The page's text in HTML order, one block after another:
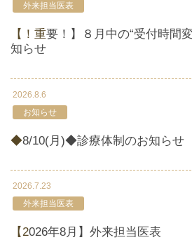
外来担当医表
【！重要！】８月中の“受付時間変更”と“臨時休診”のお
知らせ
2026.8.6
お知らせ
◆8/10(月)◆診療体制のお知らせ
2026.7.23
外来担当医表
【2026年8月】外来担当医表